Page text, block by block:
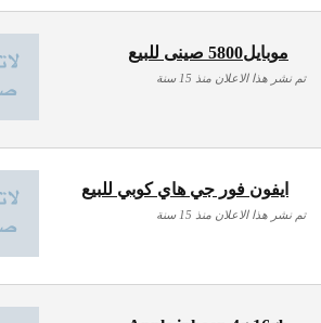
موبايل5800 صينى للبيع
تم نشر هذا الاعلان منذ 15 سنة
ايفون فور جي هاي كوبي للبيع
تم نشر هذا الاعلان منذ 15 سنة